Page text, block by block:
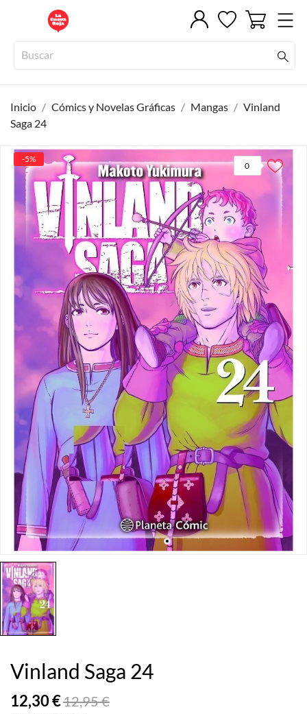
Inicio Cómics y Novelas Gráficas Mangas
Vinland
Saga 24
0
-5%
Vinland Saga 24
12,30 €12,95 €